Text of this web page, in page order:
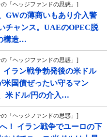
「ヘッジファンドの思惑」]
GWの薄商いもあり介入警
チャンス。UAEのOPEC脱
構造…
「ヘッジファンドの思惑」]
ラン戦争勃発後の米ドル
米国債ぜったい守るマン
米ドル/円の介入…
「ヘッジファンドの思惑」]
！ イラン戦争でユーロの下